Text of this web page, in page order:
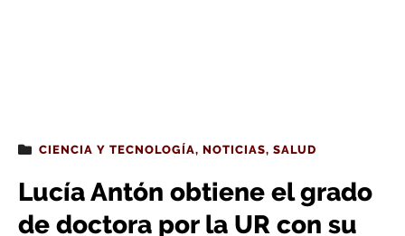
CIENCIA Y TECNOLOGÍA, NOTICIAS, SALUD
Lucía Antón obtiene el grado
de doctora por la UR con su